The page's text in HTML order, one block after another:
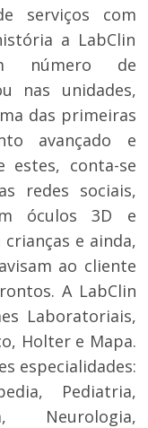
serviços com
a LabClin
número de
nas unidades,
das primeiras
avançado e
estes, conta-se
redes sociais,
óculos 3D e
e ainda,
ao cliente
A LabClin
Laboratoriais,
Holter e Mapa.
especialidades:
Pediatria,
Neurologia,